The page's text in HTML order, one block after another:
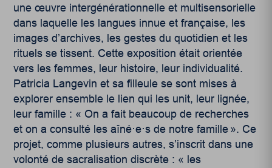
une œuvre intergénérationnelle et multisensorielle
dans laquelle les langues innue et française, les
images d’archives, les gestes du quotidien et les
rituels se tissent. Cette exposition était orientée
vers les femmes, leur histoire, leur individualité.
Patricia Langevin et sa filleule se sont mises à
explorer ensemble le lien qui les unit, leur lignée,
leur famille : « On a fait beaucoup de recherches
et on a consulté les aîné·e·s de notre famille ». Ce
projet, comme plusieurs autres, s’inscrit dans une
volonté de sacralisation discrète : « les